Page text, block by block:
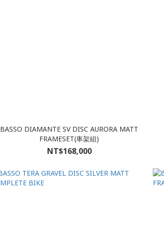
BASSO DIAMANTE SV DISC AURORA MATT
FRAMESET(車架組)
NT$168,000